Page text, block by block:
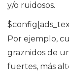
y/o ruidosos.
Por ejemplo,
graznidos de
fuertes, más